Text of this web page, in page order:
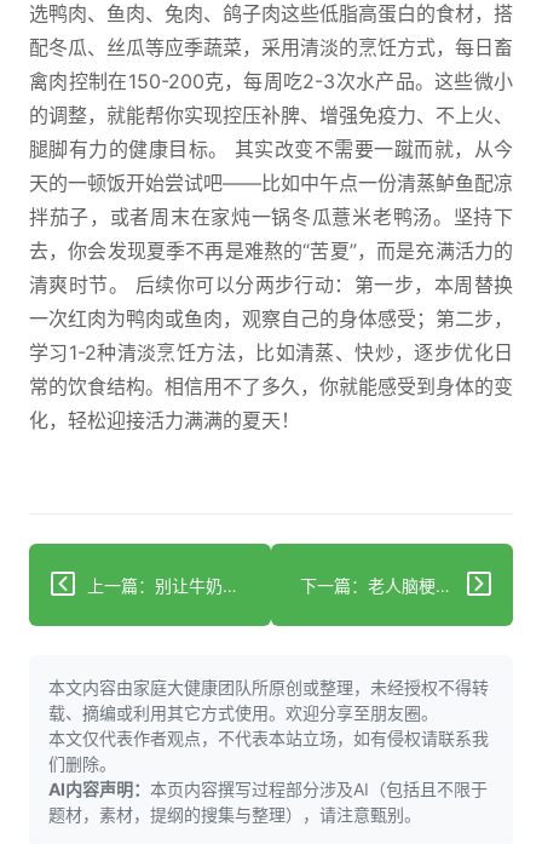
选鸭肉、鱼肉、兔肉、鸽子肉这些低脂高蛋白的食材，搭
配冬瓜、丝瓜等应季蔬菜，采用清淡的烹饪方式，每日畜
禽肉控制在150-200克，每周吃2-3次水产品。这些微小
的调整，就能帮你实现控压补脾、增强免疫力、不上火、
腿脚有力的健康目标。 其实改变不需要一蹴而就，从今
天的一顿饭开始尝试吧——比如中午点一份清蒸鲈鱼配凉
拌茄子，或者周末在家炖一锅冬瓜薏米老鸭汤。坚持下
去，你会发现夏季不再是难熬的“苦夏”，而是充满活力的
清爽时节。 后续你可以分两步行动：第一步，本周替换
一次红肉为鸭肉或鱼肉，观察自己的身体感受；第二步，
学习1-2种清淡烹饪方法，比如清蒸、快炒，逐步优化日
常的饮食结构。相信用不了多久，你就能感受到身体的变
化，轻松迎接活力满满的夏天！
上一篇：别让牛奶悄悄偷走孩子的铁！9成家长都不知道的贫血真相 下一篇：老人脑梗后突然嚼空气？吓一跳！这4个危险信号千万别忽略
本文内容由家庭大健康团队所原创或整理，未经授权不得转
载、摘编或利用其它方式使用。欢迎分享至朋友圈。
本文仅代表作者观点，不代表本站立场，如有侵权请联系我
们删除。
AI内容声明： 本页内容撰写过程部分涉及AI（包括且不限于
题材，素材，提纲的搜集与整理），请注意甄别。